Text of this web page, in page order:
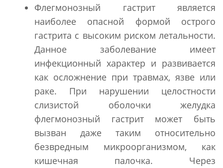
Флегмонозный гастрит является
наиболее опасной формой острого
гастрита с высоким риском летальности.
Данное заболевание имеет
инфекционный характер и развивается
как осложнение при травмах, язве или
раке. При нарушении целостности
слизистой оболочки желудка
флегмонозный гастрит может быть
вызван даже таким относительно
безвредным микроорганизмом, как
кишечная палочка. Через